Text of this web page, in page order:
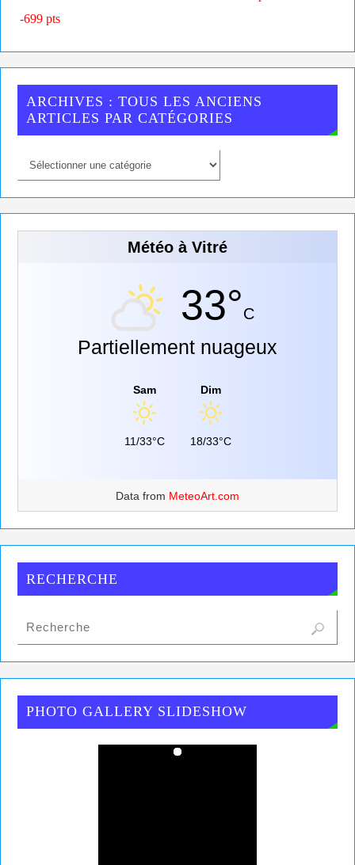
-699 pts
ARCHIVES : TOUS LES ANCIENS
ARTICLES PAR CATÉGORIES
Météo à Vitré
33°C
Partiellement nuageux
Sam
11/33°C
Dim
18/33°C
Data from MeteoArt.com
RECHERCHE
PHOTO GALLERY SLIDESHOW